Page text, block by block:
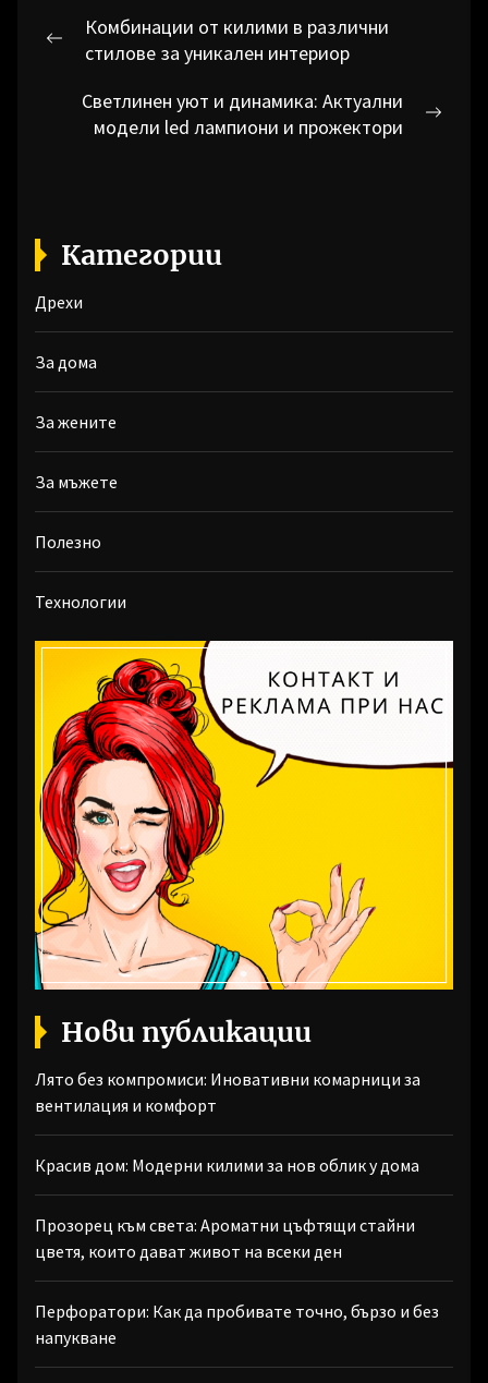
Навигация
Previous
Комбинации от килими в различни
стилове за уникален интериор
Светлинен уют и динамика: Актуални
модели led лампиони и прожектори
Категории
Дрехи
За дома
За жените
За мъжете
Полезно
Технологии
Нови публикации
Лято без компромиси: Иновативни комарници за
вентилация и комфорт
Красив дом: Модерни килими за нов облик у дома
Прозорец към света: Ароматни цъфтящи стайни
цветя, които дават живот на всеки ден
Перфоратори: Как да пробивате точно, бързо и без
напукване